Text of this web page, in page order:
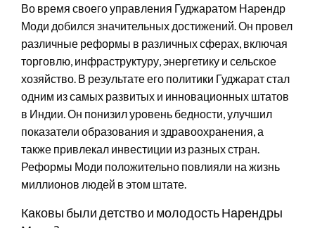
Во время своего управления Гуджаратом Нарендр
Моди добился значительных достижений. Он провел
различные реформы в различных сферах, включая
торговлю, инфраструктуру, энергетику и сельское
хозяйство. В результате его политики Гуджарат стал
одним из самых развитых и инновационных штатов
в Индии. Он понизил уровень бедности, улучшил
показатели образования и здравоохранения, а
также привлекал инвестиции из разных стран.
Реформы Моди положительно повлияли на жизнь
миллионов людей в этом штате.
Каковы были детство и молодость Нарендры